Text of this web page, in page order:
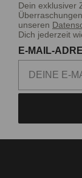
Dein exklusiver
unseren
Dich jederzeit
E-MAIL-